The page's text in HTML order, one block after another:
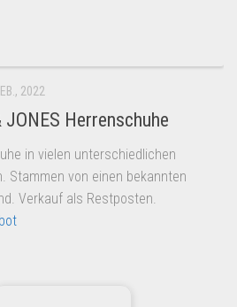
2022
Herrenschuhe
in vielen unterschiedlichen
Stammen von einen bekannten
Verkauf als Restposten.